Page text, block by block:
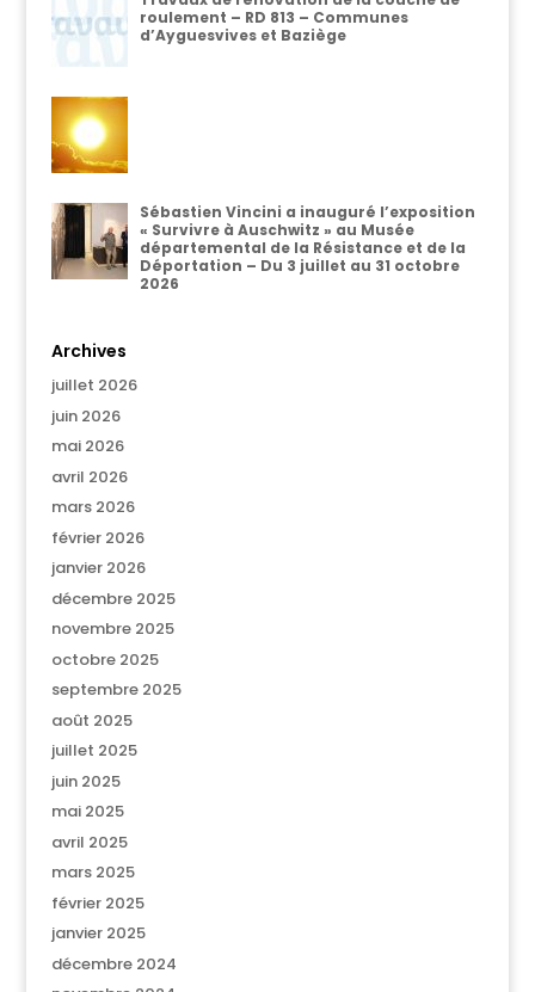
roulement – RD 813 – Communes
d’Ayguesvives et Baziège
Sébastien Vincini a inauguré l’exposition
« Survivre à Auschwitz » au Musée
départemental de la Résistance et de la
Déportation – Du 3 juillet au 31 octobre
2026
Archives
juillet 2026
juin 2026
mai 2026
avril 2026
mars 2026
février 2026
janvier 2026
décembre 2025
novembre 2025
octobre 2025
septembre 2025
août 2025
juillet 2025
juin 2025
mai 2025
avril 2025
mars 2025
février 2025
janvier 2025
décembre 2024